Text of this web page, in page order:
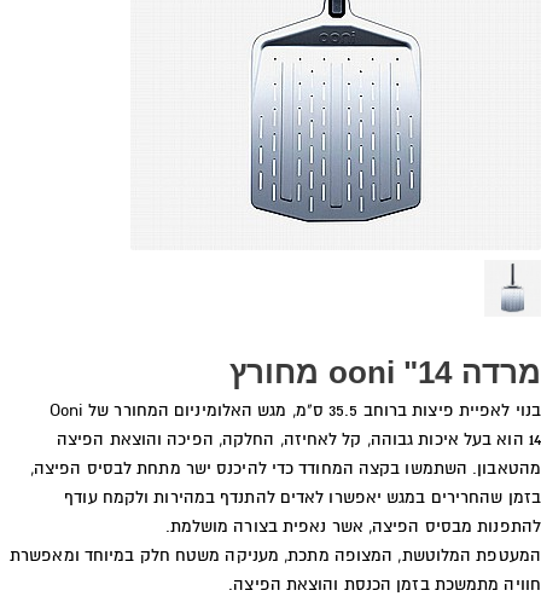
מרדה 14" ooni מחורץ
בנוי לאפיית פיצות ברוחב 35.5 ס"מ, מגש האלומיניום המחורר של Ooni
14 הוא בעל איכות גבוהה, קל לאחיזה, החלקה, הפיכה והוצאת הפיצה
מהטאבון. השתמשו בקצה המחודד כדי להיכנס ישר מתחת לבסיס הפיצה,
בזמן שהחרירים במגש יאפשרו לאדים להתנדף במהירות ולקמח עודף
להתפנות מבסיס הפיצה, אשר נאפית בצורה מושלמת.
המעטפת המלוטשת, המצופה מתכת, מעניקה משטח חלק במיוחד ומאפשרת
חוויה מתמשכת בזמן הכנסת והוצאת הפיצה.